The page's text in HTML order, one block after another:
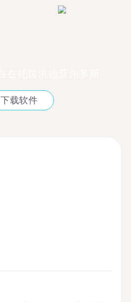
下载软件